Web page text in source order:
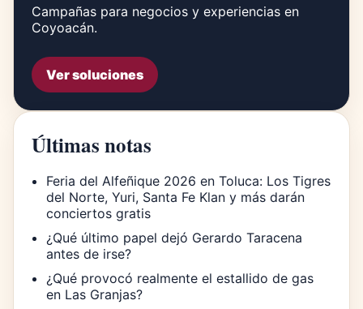
Campañas para negocios y experiencias en
Coyoacán.
Ver soluciones
Últimas notas
Feria del Alfeñique 2026 en Toluca: Los Tigres
del Norte, Yuri, Santa Fe Klan y más darán
conciertos gratis
¿Qué último papel dejó Gerardo Taracena
antes de irse?
¿Qué provocó realmente el estallido de gas
en Las Granjas?